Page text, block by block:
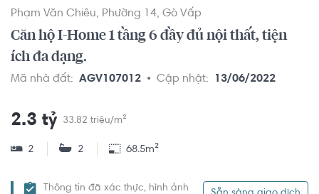
Phạm Văn Chiêu Phường 14 Gò Vấp
Căn hộ I-Home 1 tầng 6 đầy đủ nội thất, tiện
ích đa dạng.
Mã nhà đất: AGV107012 Cập nhật: 13/06/2022
2.3 tỷ 33.82 triệu/m²
2 2 68.5m²
Thông tin đã xác thực, hình ảnh